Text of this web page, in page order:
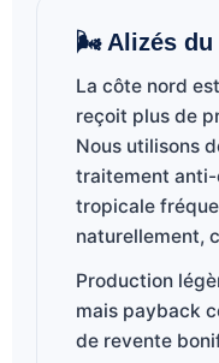
🌬️ Alizés du
La côte nord
reçoit plus de
Nous utilisons
traitement
tropicale
naturellement,
Production
mais payback
de revente